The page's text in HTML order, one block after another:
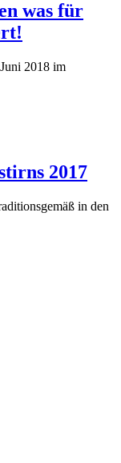
was für
2018 im
2017
in den